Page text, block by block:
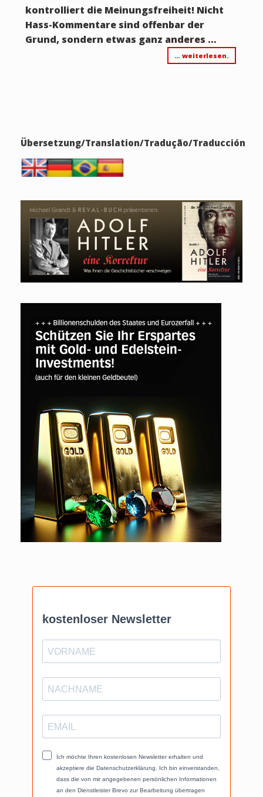
kontrolliert die Meinungsfreiheit! Nicht
Hass-Kommentare sind offenbar der
Grund, sondern etwas ganz anderes …
… weiterlesen.
Übersetzung/Translation/Tradução/Traducción